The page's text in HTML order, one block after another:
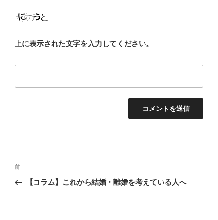
上に表示された文字を入力してください。
投
前
の
前
【コラム】これから結婚・離婚を考えている人へ